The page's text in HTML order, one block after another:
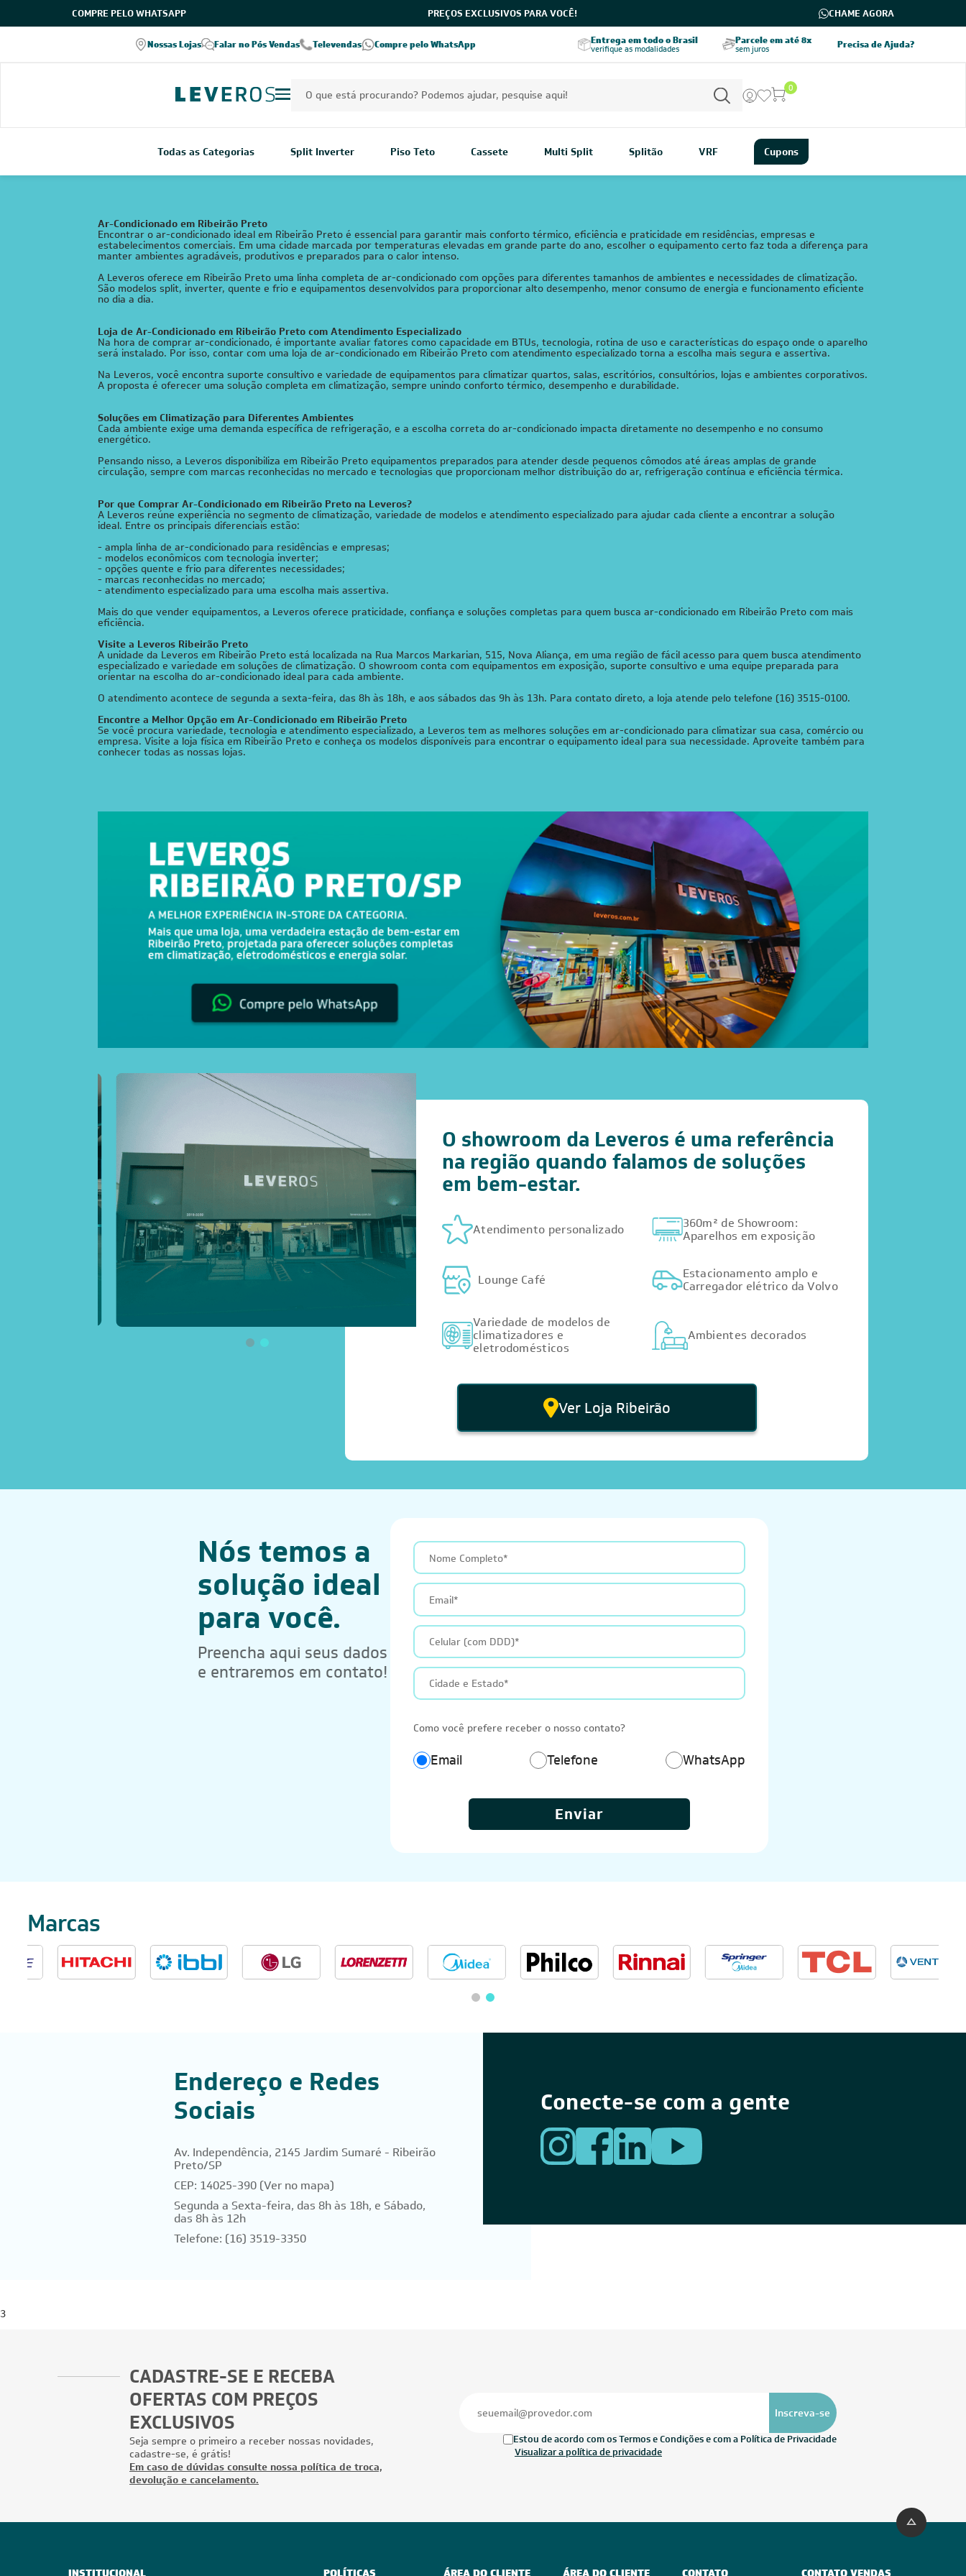
COMPRE PELO WHATSAPP PREÇOS EXCLUSIVOS PARA VOCÊ! CHAME AGORA
Nossas Lojas Falar no Pós Vendas Televendas Compre pelo WhatsApp Precisa de Ajuda?
Excelência no RA
Excelência no Reclame Aqui Seja parceiro Leveros Entrega em todo o Brasil
verifique as modalidades
Parcele em até 8x
sem juros
5% OFF no PIX
pagamento à vista
0
Todas as Categorias Split Inverter Piso Teto Cassete Multi Split Splitão VRF Cupons
Ar-Condicionado em Ribeirão Preto
Encontrar o ar-condicionado ideal em Ribeirão Preto é essencial para garantir mais conforto térmico, eficiência e praticidade em residências, empresas e
estabelecimentos comerciais. Em uma cidade marcada por temperaturas elevadas em grande parte do ano, escolher o equipamento certo faz toda a diferença para
manter ambientes agradáveis, produtivos e preparados para o calor intenso.
A Leveros oferece em Ribeirão Preto uma linha completa de ar-condicionado com opções para diferentes tamanhos de ambientes e necessidades de climatização.
São modelos split, inverter, quente e frio e equipamentos desenvolvidos para proporcionar alto desempenho, menor consumo de energia e funcionamento eficiente
no dia a dia.
Loja de Ar-Condicionado em Ribeirão Preto com Atendimento Especializado
Na hora de comprar ar-condicionado, é importante avaliar fatores como capacidade em BTUs, tecnologia, rotina de uso e características do espaço onde o aparelho
será instalado. Por isso, contar com uma loja de ar-condicionado em Ribeirão Preto com atendimento especializado torna a escolha mais segura e assertiva.
Na Leveros, você encontra suporte consultivo e variedade de equipamentos para climatizar quartos, salas, escritórios, consultórios, lojas e ambientes corporativos.
A proposta é oferecer uma solução completa em climatização, sempre unindo conforto térmico, desempenho e durabilidade.
Soluções em Climatização para Diferentes Ambientes
Cada ambiente exige uma demanda específica de refrigeração, e a escolha correta do ar-condicionado impacta diretamente no desempenho e no consumo
energético.
Pensando nisso, a Leveros disponibiliza em Ribeirão Preto equipamentos preparados para atender desde pequenos cômodos até áreas amplas de grande
circulação, sempre com marcas reconhecidas no mercado e tecnologias que proporcionam melhor distribuição do ar, refrigeração contínua e eficiência térmica.
Por que Comprar Ar-Condicionado em Ribeirão Preto na Leveros?
A Leveros reúne experiência no segmento de climatização, variedade de modelos e atendimento especializado para ajudar cada cliente a encontrar a solução
ideal. Entre os principais diferenciais estão:
- ampla linha de ar-condicionado para residências e empresas;
- modelos econômicos com tecnologia inverter;
- opções quente e frio para diferentes necessidades;
- marcas reconhecidas no mercado;
- atendimento especializado para uma escolha mais assertiva.
Mais do que vender equipamentos, a Leveros oferece praticidade, confiança e soluções completas para quem busca ar-condicionado em Ribeirão Preto com mais
eficiência.
Visite a Leveros Ribeirão Preto
A unidade da Leveros em Ribeirão Preto está localizada na Rua Marcos Markarian, 515, Nova Aliança, em uma região de fácil acesso para quem busca atendimento
especializado e variedade em soluções de climatização. O showroom conta com equipamentos em exposição, suporte consultivo e uma equipe preparada para
orientar na escolha do ar-condicionado ideal para cada ambiente.
O atendimento acontece de segunda a sexta-feira, das 8h às 18h, e aos sábados das 9h às 13h. Para contato direto, a loja atende pelo telefone (16) 3515-0100.
Encontre a Melhor Opção em Ar-Condicionado em Ribeirão Preto
Se você procura variedade, tecnologia e atendimento especializado, a Leveros tem as melhores soluções em ar-condicionado para climatizar sua casa, comércio ou
empresa. Visite a loja física em Ribeirão Preto e conheça os modelos disponíveis para encontrar o equipamento ideal para sua necessidade. Aproveite também para
conhecer todas as nossas lojas.
O showroom da Leveros é uma referência
na região quando falamos de soluções
em bem-estar.
Atendimento personalizado
360m² de Showroom:
Aparelhos em exposição
Lounge Café
Estacionamento amplo e
Carregador elétrico da Volvo
Variedade de modelos de
climatizadores e
eletrodomésticos
Ambientes decorados
Ver Loja Ribeirão
Nós temos a
solução ideal
para você.
Preencha aqui seus dados
e entraremos em contato!
Como você prefere receber o nosso contato?
Email Telefone WhatsApp
Enviar
Marcas
Endereço e Redes
Sociais
Av. Independência, 2145 Jardim Sumaré - Ribeirão
Preto/SP
CEP: 14025-390 (Ver no mapa)
Segunda a Sexta-feira, das 8h às 18h, e Sábado,
das 8h às 12h
Telefone: (16) 3519-3350
Conecte-se com a gente
3
CADASTRE-SE E RECEBA
OFERTAS COM PREÇOS
EXCLUSIVOS
Seja sempre o primeiro a receber nossas novidades,
cadastre-se, é grátis!
Em caso de dúvidas consulte nossa política de troca,
devolução e cancelamento.
Inscreva-se
Estou de acordo com os Termos e Condições e com a Política de Privacidade
Visualizar a política de privacidade
INSTITUCIONAL POLÍTICAS ÁREA DO CLIENTE ÁREA DO CLIENTE CONTATO CONTATO VENDAS